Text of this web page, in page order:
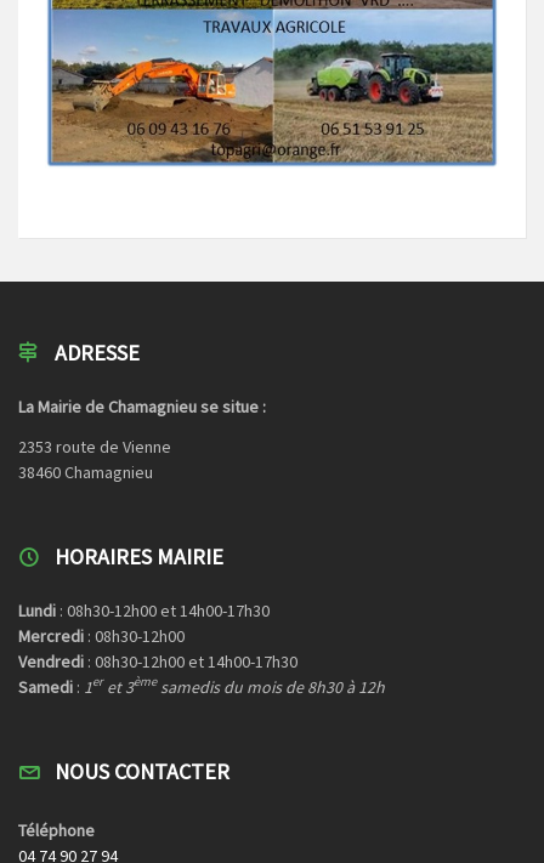
ADRESSE
La Mairie de Chamagnieu se situe :
2353 route de Vienne
38460 Chamagnieu
HORAIRES MAIRIE
Lundi : 08h30-12h00 et 14h00-17h30
Mercredi : 08h30-12h00
Vendredi : 08h30-12h00 et 14h00-17h30
Samedi : 1eret 3èmesamedis du mois de 8h30 à 12h
NOUS CONTACTER
Téléphone
04 74 90 27 94